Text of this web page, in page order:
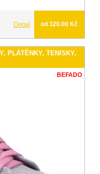
Detail od 320.00 Kč
PLÁTĚNKY, TENISKY,
BEFADO